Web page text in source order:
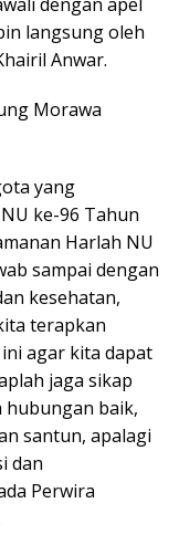
langsung oleh
Anwar.
Morawa
yang
ke-96 Tahun
Harlah NU
sampai dengan
kesehatan,
terapkan
agar kita dapat
jaga sikap
hubungan baik,
santun, apalagi
dan
Perwira